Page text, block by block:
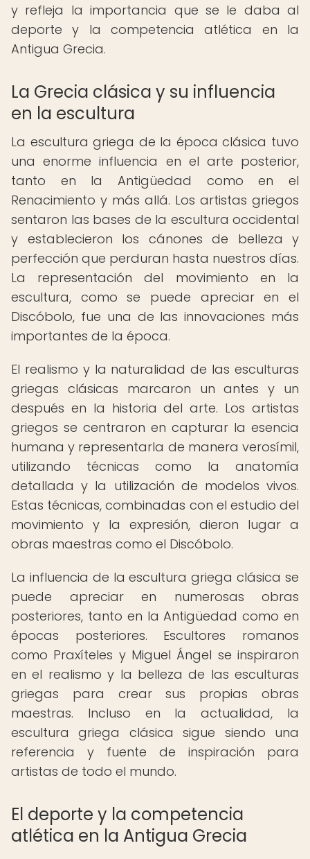
y refleja la importancia que se le daba al
deporte y la competencia atlética en la
Antigua Grecia.
La Grecia clásica y su influencia
en la escultura
La escultura griega de la época clásica tuvo
una enorme influencia en el arte posterior,
tanto en la Antigüedad como en el
Renacimiento y más allá. Los artistas griegos
sentaron las bases de la escultura occidental
y establecieron los cánones de belleza y
perfección que perduran hasta nuestros días.
La representación del movimiento en la
escultura, como se puede apreciar en el
Discóbolo, fue una de las innovaciones más
importantes de la época.
El realismo y la naturalidad de las esculturas
griegas clásicas marcaron un antes y un
después en la historia del arte. Los artistas
griegos se centraron en capturar la esencia
humana y representarla de manera verosímil,
utilizando técnicas como la anatomía
detallada y la utilización de modelos vivos.
Estas técnicas, combinadas con el estudio del
movimiento y la expresión, dieron lugar a
obras maestras como el Discóbolo.
La influencia de la escultura griega clásica se
puede apreciar en numerosas obras
posteriores, tanto en la Antigüedad como en
épocas posteriores. Escultores romanos
como Praxíteles y Miguel Ángel se inspiraron
en el realismo y la belleza de las esculturas
griegas para crear sus propias obras
maestras. Incluso en la actualidad, la
escultura griega clásica sigue siendo una
referencia y fuente de inspiración para
artistas de todo el mundo.
El deporte y la competencia
atlética en la Antigua Grecia